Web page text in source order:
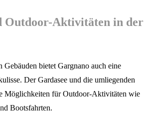
Outdoor-Aktivitäten in der
Gebäuden bietet Gargnano auch eine
Der Gardasee und die umliegenden
Möglichkeiten für Outdoor-Aktivitäten wie
Bootsfahrten.